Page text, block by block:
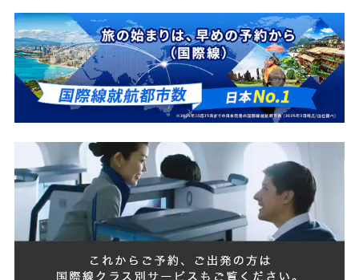
ロンドン
歴史的な街並みを楽しめる都市
パリ
歴史と文化が融合する街
バンコク
美しい観光スポットが数多く存
在する街
ホーチミンシティ
世界遺産やビーチリゾートなど
を満喫できる街
北京
世界遺産が多い近代都市
青島
欧風建築物が多く存在する街
1. 第2ターミナル2階ドアから入り（7番ドアが最寄
りです）、右方向、保安検査場D付近まで進みま
す。
階へ
* 1ターミナル連絡バスでお越しのお客様は2階保安
検査場D付近までお進みください。
駐車場連絡通路を出て、右方向へ突き当たりまで進
むと、国際線チェックインカウンターです。
国際
2
P1・P2駐車場利用の場合は、ターミナル連絡バ
スもしくは地下1階連絡通路より第2ターミナル
までお越しください。